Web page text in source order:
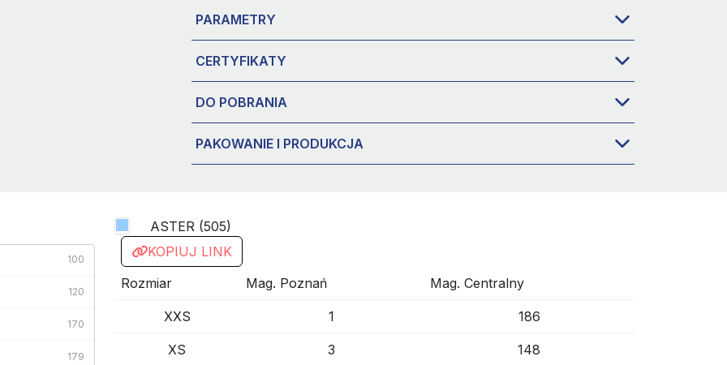
PARAMETRY
CERTYFIKATY
DO POBRANIA
PAKOWANIE I PRODUKCJA
100
120
170
179
ASTER (505)
KOPIUJ LINK
Rozmiar
Mag. Poznań Mag. Centralny
XXS 1 186
XS 3 148